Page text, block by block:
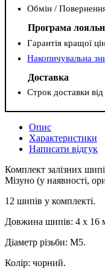
Обмін /
Програма
Гарантія кращої
Накопичувальна
Доставка
Строк доставки
Опис
Характеристики
Написати відгук
Комплект залізних
Мізуно (у наявності,
12 шипів у комплекті.
Довжина шипів: 4 x 16
Діаметр різьби: М5.
Колір: чорний.